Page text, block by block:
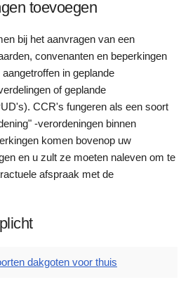
toevoegen
bij het aanvragen van een
convenanten en beperkingen
in geplande
of geplande
CCR's fungeren als een soort
-verordeningen binnen
komen bovenop uw
en u zult ze moeten naleven om te
afspraak met de
dakgoten voor thuis